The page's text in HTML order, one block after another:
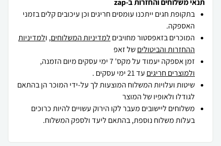
תנאי משלוחים והחזרות ב-zap
בתקופת חגים ייתכנו עומסים חריגים וכן עיכובים קלים בזמני
האספקה.
המוכרים בזאפסטור מחויבים למדיניות המשלוחים, ולמדיניות
ההחזרות והביטוליםשל זאפ
זמן אספקה יעמוד על מקס' 7 ימי עסקים מיום הזמנה,
ולמוצרים חריגים עד 21 ימי עסקים .
שיטות ועלויות המשלוח המוצעות לך על-ידי המוכר הן בהתאם
לגודלו ולאופיו של המוצר
משלוחים ליישובים מעבר לקו הירוק עשויים להיות כרוכים
בעלות משלוח נוספת, בהתאם ליעד ולספק המשלוח.